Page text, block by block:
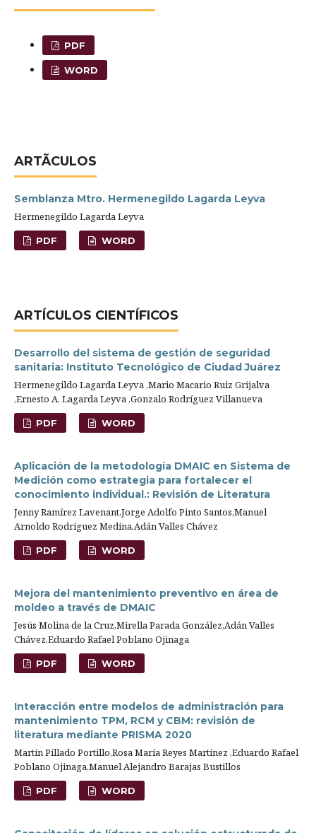
PDF
WORD
ARTÃ­CULOS
Semblanza Mtro. Hermenegildo Lagarda Leyva
Hermenegildo Lagarda Leyva
PDF WORD
ARTÍ­CULOS CIENTÍFICOS
Desarrollo del sistema de gestión de seguridad
sanitaria: Instituto Tecnológico de Ciudad Juárez
Hermenegildo Lagarda Leyva ,Mario Macario Ruiz Grijalva
,Ernesto A. Lagarda Leyva ,Gonzalo Rodríguez Villanueva
PDF WORD
Aplicación de la metodología DMAIC en Sistema de
Medición como estrategia para fortalecer el
conocimiento individual.: Revisión de Literatura
Jenny Ramírez Lavenant,Jorge Adolfo Pinto Santos,Manuel
Arnoldo Rodríguez Medina,Adán Valles Chávez
PDF WORD
Mejora del mantenimiento preventivo en área de
moldeo a través de DMAIC
Jesús Molina de la Cruz,Mirella Parada González,Adán Valles
Chávez,Eduardo Rafael Poblano Ojinaga
PDF WORD
Interacción entre modelos de administración para
mantenimiento TPM, RCM y CBM: revisión de
literatura mediante PRISMA 2020
Martín Pillado Portillo,Rosa María Reyes Martínez ,Eduardo Rafael
Poblano Ojinaga,Manuel Alejandro Barajas Bustillos
PDF WORD